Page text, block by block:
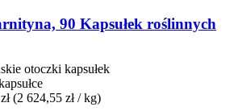
90 Kapsułek roślinnych
otoczki kapsułek
(2 624,55 zł / kg)